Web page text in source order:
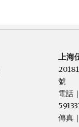
上海
號
電話｜
傳真｜